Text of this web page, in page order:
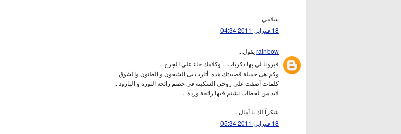
سلامي
18 فبراير, 2011 04:34
rainbowيقول...
فيرونا لى بها ذكريات .. وكلامك جاء على الجرح ..
وكم هى جميلة قصيدتك هذه .أثارت بى الشجون و الظنون والشوق
كلمات أضفت على روحى السكينة فى خضم رائحة الثورة و البارود ..
لابد من لحظات نشتم فيها رائحة وردة ..
شكراً لك يا أمال ..
18 فبراير, 2011 05:34